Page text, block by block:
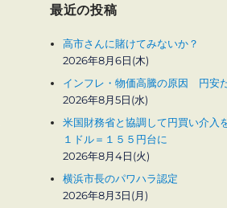
最近の投稿
高市さんに賭けてみないか？
2026年8月6日(木)
インフレ・物価高騰の原因 円安
2026年8月5日(水)
米国財務省と協調して円買い介
１ドル＝１５５円台に
2026年8月4日(火)
横浜市長のパワハラ認定
2026年8月3日(月)